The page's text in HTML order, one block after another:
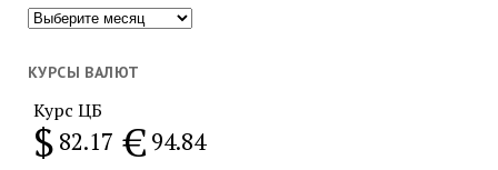
Популярное
месяц
КУРСЫ ВАЛЮТ
Курс ЦБ
$ 82.17 € 94.84